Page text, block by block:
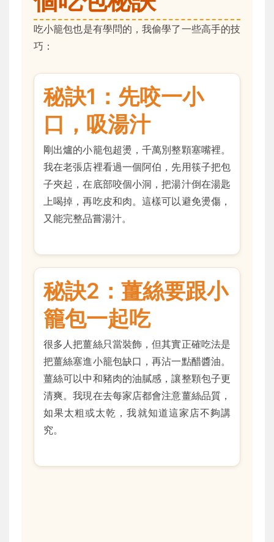
吃小籠包也是有學問的，我偷學了一些高手的技
巧：
秘訣1：先咬一小
口，吸湯汁
剛出爐的小籠包超燙，千萬別整顆塞嘴裡。
我在老張店裡看過一個阿伯，先用筷子把包
子夾起，在底部咬個小洞，把湯汁倒在湯匙
上喝掉，再吃皮和肉。這樣可以避免燙傷，
又能完整品嘗湯汁。
秘訣2：薑絲要跟小
籠包一起吃
很多人把薑絲只當裝飾，但其實正確吃法是
把薑絲塞進小籠包缺口，再沾一點醋醬油。
薑絲可以中和豬肉的油膩感，讓整顆包子更
清爽。我現在去每家店都會注意薑絲品質，
如果太粗或太乾，我就知道這家店不夠講
究。